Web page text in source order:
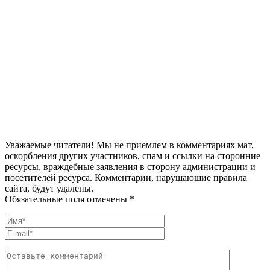
Уважаемые читатели! Мы не приемлем в комментариях мат,
оскорбления других участников, спам и ссылки на сторонние
ресурсы, враждебные заявления в сторону администрации и
посетителей ресурса. Комментарии, нарушающие правила
сайта, будут удалены.
Обязательные поля отмечены *